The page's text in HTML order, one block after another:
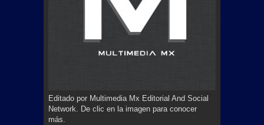
Editado por Multimedia Mx Editorial And Social
Network. De clic en la imagen para conocer
más.